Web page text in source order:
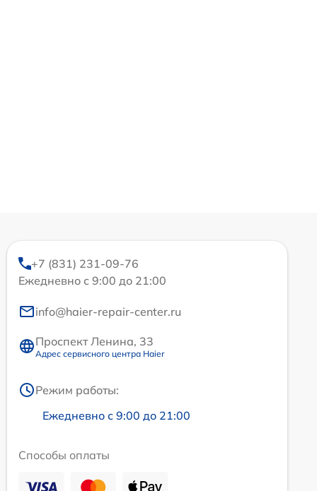
+7 (831) 231-09-76
Ежедневно с 9:00 до 21:00
info@haier-repair-center.ru
Проспект Ленина, 33
Адрес сервисного центра Haier
Режим работы:
Ежедневно с 9:00 до 21:00
Способы оплаты